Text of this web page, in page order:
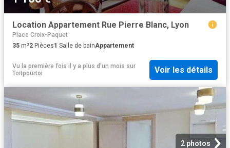
Location Appartement Rue Pierre Blanc, Lyon
Place Croix-Paquet
35 m²2 Pièces1 Salle de bainAppartement
Vu la première fois il y a plus d'un mois sur
Toitpourtoi
Voir les détails
2 photos